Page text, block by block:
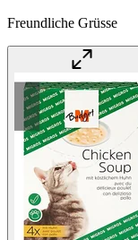
Freundliche Grüsse